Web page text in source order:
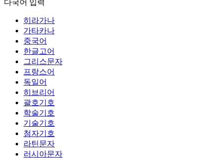
다국어 입력
히라가나
가타카나
중국어
한글고어
그리스문자
프랑스어
독일어
히브리어
괄호기호
학술기호
기술기호
첨자기호
라틴문자
러시아문자